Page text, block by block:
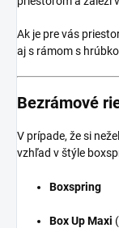
Ak je pre vás
aj s rámom s
Bezrámové
V prípade, že si
vzhľad v štýle
Boxspring
Box Up Maxi